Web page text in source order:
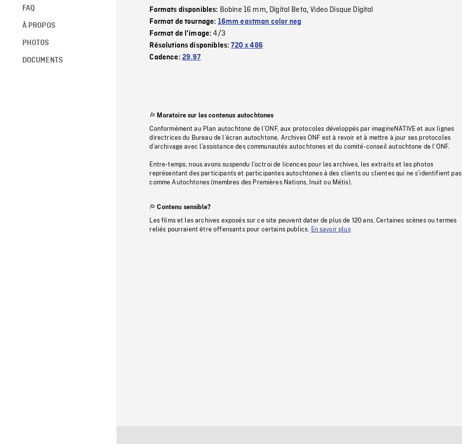
FAQ
À PROPOS
PHOTOS
DOCUMENTS
Formats disponibles: Bobine 16 mm, Digital Beta,Video Disque Digital
Format de tournage: 16mm eastman color neg
Format de l'image:4/3
Résolutions disponibles:720 x 486
Cadence: 29.97
Moratoire sur les contenus autochtones
Conformément au Plan autochtone de l’ONF, aux protocoles développés par imagineNATIVE et aux lignes
directrices du Bureau de l’écran autochtone, Archives ONF est à revoir et à mettre à jour ses protocoles
d’archivage avec l’assistance des communautés autochtones et du comité-conseil autochtone de l’ONF.
Entre-temps, nous avons suspendu l’octroi de licences pour les archives, les extraits et les photos
représentant des participants et participantes autochtones à des clients ou clientes qui ne s’identifient pas
comme Autochtones (membres des Premières Nations, Inuit ou Métis).
Contenu sensible?
Les films et les archives exposés sur ce site peuvent dater de plus de 120 ans. Certaines scènes ou termes
reliés pourraient être offensants pour certains publics. En savoir plus